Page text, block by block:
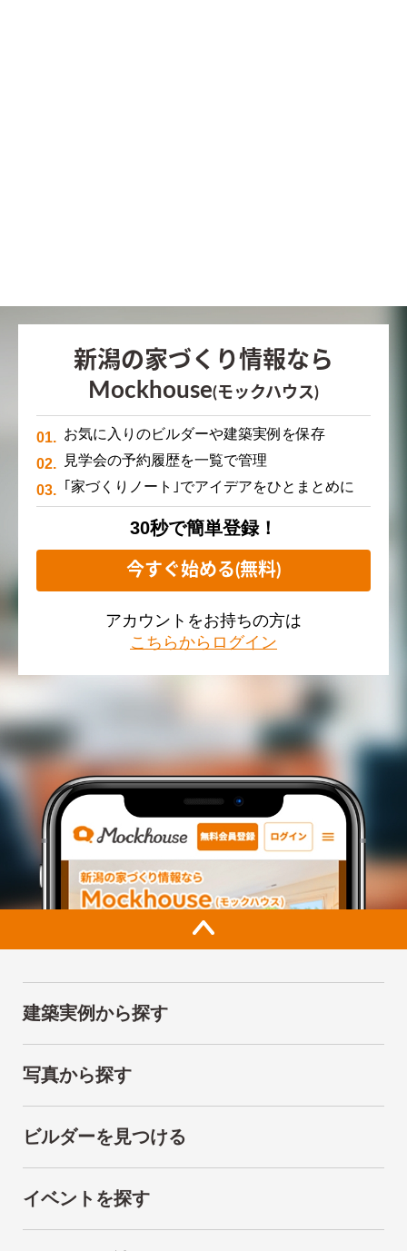
新潟の家づくり情報なら
Mockhouse(モックハウス)
お気に入りのビルダーや建築実例を保存
見学会の予約履歴を一覧で管理
｢家づくりノート｣でアイデアをひとまとめに
30秒で簡単登録！
今すぐ始める(無料)
アカウントをお持ちの方は
こちらからログイン
建築実例から探す
写真から探す
ビルダーを見つける
イベントを探す